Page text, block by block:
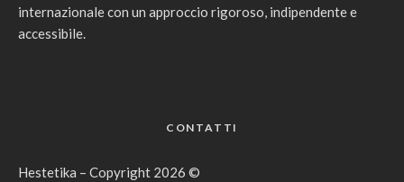
internazionale con un approccio rigoroso, indipendente e
accessibile.
CONTATTI
Hestetika – Copyright 2026 ©